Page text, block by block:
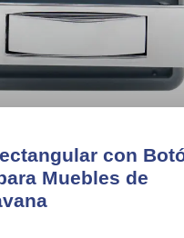
con
Muebles de